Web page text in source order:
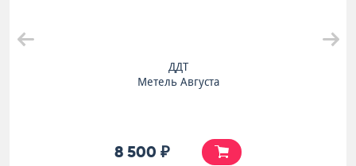
ДДТ
Метель Августа
8 500 ₽